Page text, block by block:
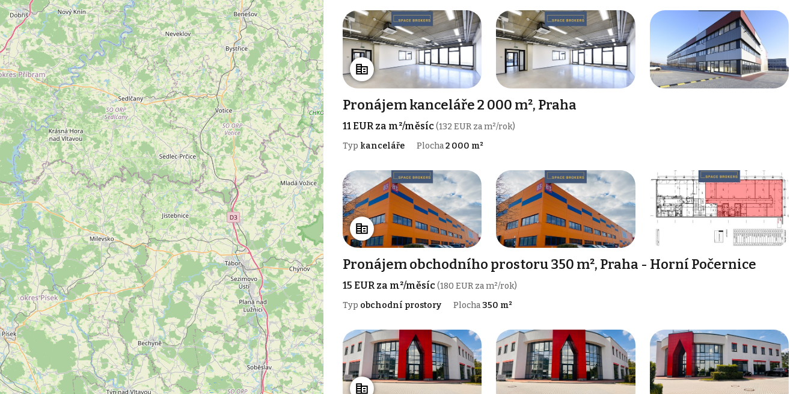
Pronájem kanceláře 2 000 m², Praha
11 EUR za m²/měsíc(132 EUR za m²/rok)
Typ kanceláře Plocha2 000 m²
Pronájem obchodního prostoru 350 m², Praha - Horní Počernice
15 EUR za m²/měsíc(180 EUR za m²/rok)
Typ obchodní prostory Plocha 350 m²